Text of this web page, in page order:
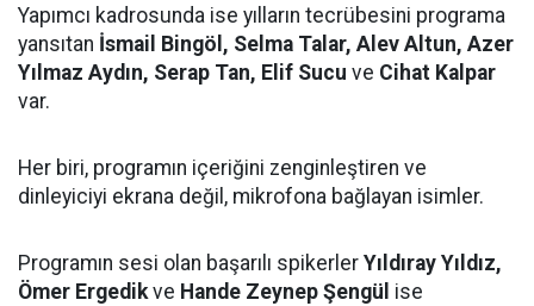
Yapımcı kadrosunda ise yılların tecrübesini programa
yansıtan İsmail Bingöl, Selma Talar, Alev Altun, Azer
Yılmaz Aydın, Serap Tan, Elif Sucu ve Cihat Kalpar
var.
Her biri, programın içeriğini zenginleştiren ve
dinleyiciyi ekrana değil, mikrofona bağlayan isimler.
Programın sesi olan başarılı spikerler Yıldıray Yıldız,
Ömer Ergedik ve Hande Zeynep Şengül ise